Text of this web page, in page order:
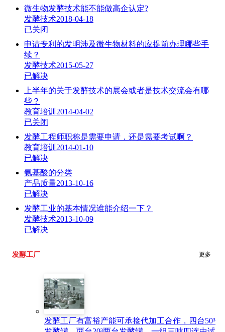
微生物发酵技术能不能做高企认定?
发酵技术2018-04-18
已关闭
申请专利的发明涉及微生物材料的应提前办理哪些手
续？
发酵技术2015-05-27
已解决
上半年的关于发酵技术的展会或者是技术交流会有哪
些？
教育培训 2014-04-02
已关闭
发酵工程师职称是需要申请，还是需要考试啊？
教育培训 2014-01-10
已解决
氨基酸的分类
产品质量2013-10-16
已解决
发酵工业的基本情况谁能介绍一下？
发酵技术2013-10-09
已解决
发酵工厂 更多
发酵工厂有富裕产能可承接代加工合作，四台50³